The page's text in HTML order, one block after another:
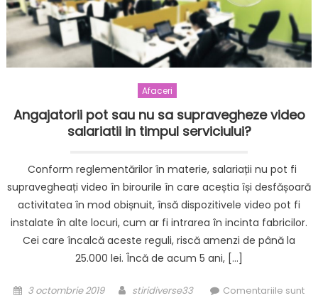
Afaceri
Angajatorii pot sau nu sa supravegheze video
salariatii in timpul serviciului?
Conform reglementărilor în materie, salariații nu pot fi
supravegheați video în birourile în care aceștia își desfășoară
activitatea în mod obișnuit, însă dispozitivele video pot fi
instalate în alte locuri, cum ar fi intrarea în incinta fabricilor.
Cei care încalcă aceste reguli, riscă amenzi de până la
25.000 lei. Încă de acum 5 ani, […]
Posted
3 octombrie 2019 Author
stiridiverse33
Comentariile sunt